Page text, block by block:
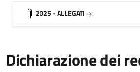
2025 - ALLEGATI
Dichiarazione dei